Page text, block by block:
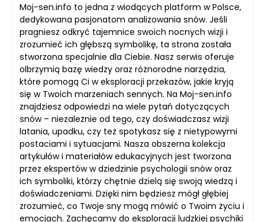
Moj-sen.info to jedna z wiodących platform w Polsce,
dedykowana pasjonatom analizowania snów. Jeśli
pragniesz odkryć tajemnice swoich nocnych wizji i
zrozumieć ich głębszą symbolikę, ta strona została
stworzona specjalnie dla Ciebie. Nasz serwis oferuje
olbrzymią bazę wiedzy oraz różnorodne narzędzia,
które pomogą Ci w eksploracji przekazów, jakie kryją
się w Twoich marzeniach sennych. Na Moj-sen.info
znajdziesz odpowiedzi na wiele pytań dotyczących
snów – niezależnie od tego, czy doświadczasz wizji
latania, upadku, czy też spotykasz się z nietypowymi
postaciami i sytuacjami. Nasza obszerna kolekcja
artykułów i materiałów edukacyjnych jest tworzona
przez ekspertów w dziedzinie psychologii snów oraz
ich symboliki, którzy chętnie dzielą się swoją wiedzą i
doświadczeniami. Dzięki nim będziesz mógł głębiej
zrozumieć, co Twoje sny mogą mówić o Twoim życiu i
emocjach. Zachęcamy do eksploracji ludzkiej psychiki